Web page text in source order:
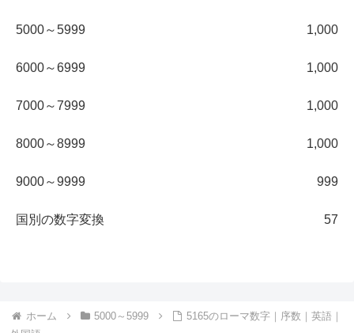
5000～5999 1,000
6000～6999 1,000
7000～7999 1,000
8000～8999 1,000
9000～9999 999
国別の数字変換 57
ホーム 5000～5999
5165のローマ数字｜序数｜英語｜